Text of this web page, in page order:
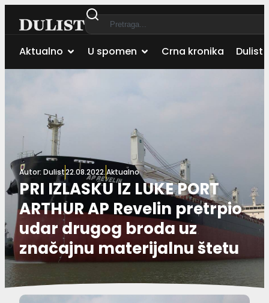
Aktualno U spomen Crna kronika Dulist
Autor: Dulist22.08.2022.Aktualno
PRI IZLASKU IZ LUKE PORT
ARTHUR AP Revelin pretrpio
udar drugog broda uz
značajnu materijalnu štetu